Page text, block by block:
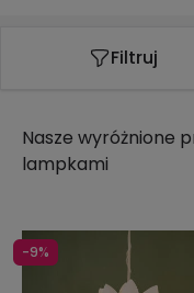
Filtruj
Nasze wyróżnione
lampkami
-9%